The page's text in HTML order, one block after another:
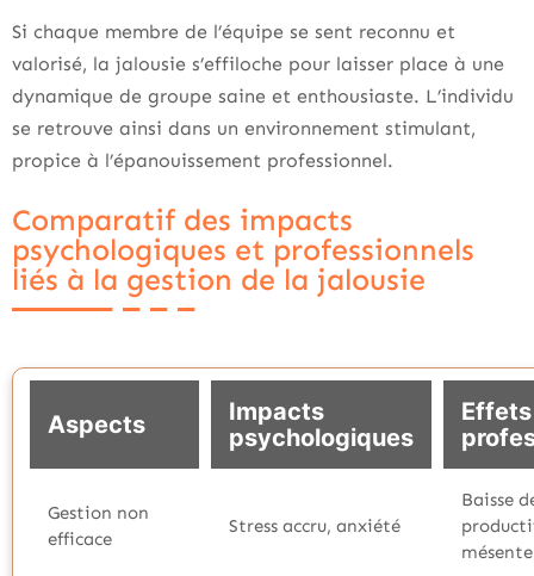
Si chaque membre de l’équipe se sent reconnu et
valorisé, la jalousie s’effiloche pour laisser place à une
dynamique de groupe saine et enthousiaste. L’individu
se retrouve ainsi dans un environnement stimulant,
propice à l’épanouissement professionnel.
Comparatif des impacts
psychologiques et professionnels
liés à la gestion de la jalousie
Aspects
Impacts
psychologiques
Effets
Gestion non
efficace
Stress accru, anxiété
Baisse